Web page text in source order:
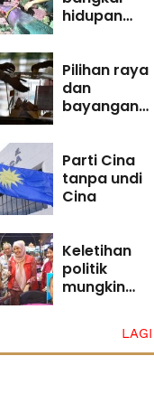
hidupan
Pilihan raya
dan
bayangan
Parti Cina
tanpa undi
Cina
Keletihan
politik
mungkin
Penganalisis
LAGI